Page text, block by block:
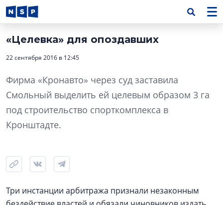
«Целевка» для опоздавших
22 сентября 2016 в 12:45
Фирма «Кронавто» через суд заставила
Смольный выделить ей целевым образом 3 га
под строительство спорткомплекса в
Кронштадте.
Три инстанции арбитража признали незаконным